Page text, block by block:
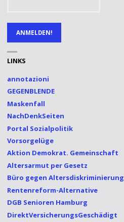
LINKS
annotazioni
GEGENBLENDE
Maskenfall
NachDenkSeiten
Portal Sozialpolitik
Vorsorgelüge
Aktion Demokrat. Gemeinschaft
Altersarmut per Gesetz
Büro gegen Altersdiskriminierung
Rentenreform-Alternative
DGB Senioren Hamburg
DirektVersicherungsGeschädigt